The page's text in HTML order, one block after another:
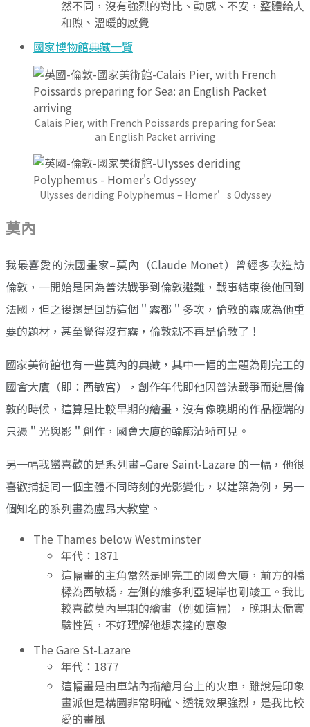
然不同，沒有強烈的對比、動感、不安，整體給人
和煦、溫暖的感覺
國家博物館典藏一覽
Calais Pier, with French Poissards preparing for Sea:
an English Packet arriving
Ulysses deriding Polyphemus – Homer’s Odyssey
莫內
我最喜愛的法國畫家–莫內（Claude Monet）曾經多次造訪
倫敦，一開始是因為普法戰爭到倫敦避難，戰事結束後他回到
法國，但之後還是回訪這個＂霧都＂多次，倫敦的霧成為他重
要的題材，甚至覺得沒有霧，倫敦就不再是倫敦了！
國家美術館也有一些莫內的典藏，其中一幅的主題為剛完工的
國會大廈（即：西敏宮），創作年代即他因普法戰爭而避居倫
敦的時候，這算是比較早期的繪畫，沒有像晚期的作品極端的
只憑＂光與影＂創作，國會大廈的輪廓清晰可見。
另一幅我蠻喜歡的是系列畫–Gare Saint-Lazare 的一幅，他很
喜歡捕捉同一個主體不同時刻的光影變化，以建築為例，另一
個知名的系列畫為盧昂大教堂。
The Thames below Westminster
年代：1871
這幅畫的主角當然是剛完工的國會大廈，前方的橋
樑為西敏橋，左側的維多利亞堤岸也剛竣工。我比
較喜歡莫內早期的繪畫（例如這幅），晚期太偏實
驗性質，不好理解他想表達的意象
The Gare St-Lazare
年代：1877
這幅畫是由車站內描繪月台上的火車，雖說是印象
畫派但是構圖非常明確、透視效果強烈，是我比較
愛的畫風